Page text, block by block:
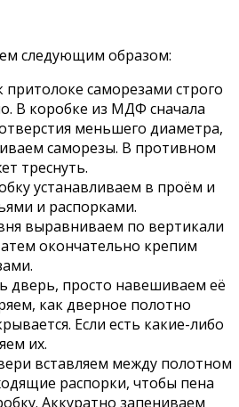
следующим образом:
саморезами строго
В коробке из МДФ сначала
меньшего диаметра,
саморезы. В противном
треснуть.
устанавливаем в проём и
и распорками.
выравниваем по вертикали
окончательно крепим
дверь, просто навешиваем её
как дверное полотно
Если есть какие-либо
их.
вставляем между полотном
распорки, чтобы пена
Аккуратно запениваем